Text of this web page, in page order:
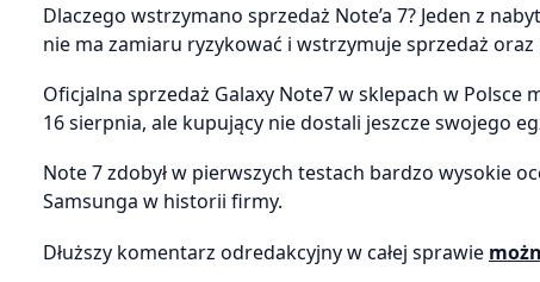
Dlaczego wstrzymano sprzedaż Note’a 7? Jeden z
nie ma zamiaru ryzykować i wstrzymuje sprzedaż
Oficjalna sprzedaż Galaxy Note7 w sklepach w Polsce
16 sierpnia, ale kupujący nie dostali jeszcze swojego
Note 7 zdobył w pierwszych testach bardzo wysokie
Samsunga w historii firmy.
Dłuższy komentarz odredakcyjny w całej sprawie